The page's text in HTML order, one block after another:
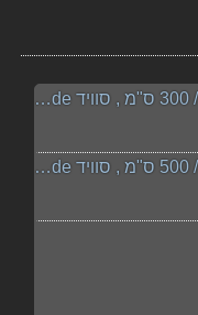
שקיות ואקום למזון 28ס"מ / 300 ס"מ , סוויד sousvide
שקיות ואקום למזון 12ס"מ / 500 ס"מ , סוויד sousvide